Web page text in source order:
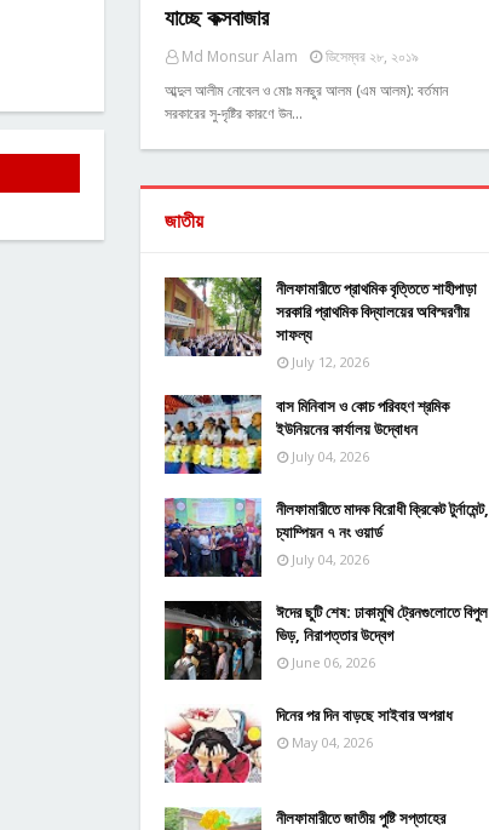
যাচ্ছে কক্সবাজার
Md Monsur Alam
ডিসেম্বর ২৮, ২০১৯
আব্দুল আলীম নোবেল ও মোঃ মনছুর আলম (এম আলম): বর্তমান
সরকারের সু-দৃষ্টির কারণে উন…
জাতীয়
নীলফামারীতে প্রাথমিক বৃত্তিতে শাহীপাড়া
সরকারি প্রাথমিক বিদ্যালয়ের অবিস্মরণীয়
সাফল্য
July 12, 2026
বাস মিনিবাস ও কোচ পরিবহণ শ্রমিক
ইউনিয়নের কার্যালয় উদ্বোধন
July 04, 2026
নীলফামারীতে মাদক বিরোধী ক্রিকেট টুর্নামেন্ট,
চ্যাম্পিয়ন ৭ নং ওয়ার্ড
July 04, 2026
ঈদের ছুটি শেষ: ঢাকামুখি ট্রেনগুলোতে বিপুল
ভিড়, নিরাপত্তার উদ্বেগ
June 06, 2026
দিনের পর দিন বাড়ছে সাইবার অপরাধ
May 04, 2026
নীলফামারীতে জাতীয় পুষ্টি সপ্তাহের